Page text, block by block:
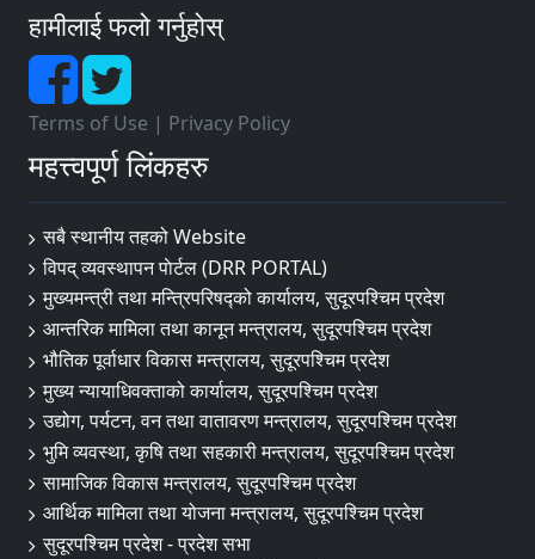
हामीलाई फलो गर्नुहोस्
Terms of Use | Privacy Policy
महत्त्वपूर्ण लिंकहरु
सबै स्थानीय तहको Website
विपद् व्यवस्थापन पाेर्टल (DRR PORTAL)
मुख्यमन्त्री तथा मन्त्रिपरिषद्को कार्यालय, सुदूरपश्चिम प्रदेश
आन्तरिक मामिला तथा कानून मन्त्रालय, सुदूरपश्चिम प्रदेश
भौतिक पूर्वाधार विकास मन्त्रालय, सुदूरपश्चिम प्रदेश
मुख्य न्यायाधिवक्ताको कार्यालय, सुदूरपश्चिम प्रदेश
उद्योग, पर्यटन, वन तथा वातावरण मन्त्रालय, सुदूरपश्चिम प्रदेश
भुमि व्यवस्था, कृषि तथा सहकारी मन्त्रालय, सुदूरपश्चिम प्रदेश
सामाजिक विकास मन्त्रालय, सुदूरपश्चिम प्रदेश
आर्थिक मामिला तथा योजना मन्त्रालय, सुदूरपश्चिम प्रदेश
सुदूरपश्चिम प्रदेश - प्रदेश सभा